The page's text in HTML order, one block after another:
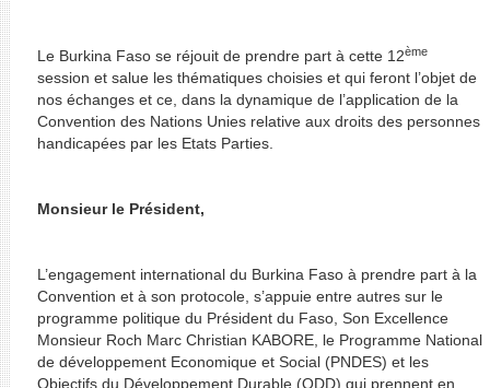
Le Burkina Faso se réjouit de prendre part à cette 12ème
session et salue les thématiques choisies et qui feront l’objet de
nos échanges et ce, dans la dynamique de l’application de la
Convention des Nations Unies relative aux droits des personnes
handicapées par les Etats Parties.
Monsieur le Président,
L’engagement international du Burkina Faso à prendre part à la
Convention et à son protocole, s’appuie entre autres sur le
programme politique du Président du Faso, Son Excellence
Monsieur Roch Marc Christian KABORE, le Programme National
de développement Economique et Social (PNDES) et les
Objectifs du Développement Durable (ODD) qui prennent en